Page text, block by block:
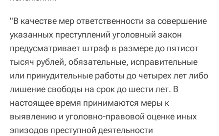
"В качестве мер ответственности за совершение
указанных преступлений уголовный закон
предусматривает штраф в размере до пятисот
тысяч рублей, обязательные, исправительные
или принудительные работы до четырех лет либо
лишение свободы на срок до шести лет. В
настоящее время принимаются меры к
выявлению и уголовно-правовой оценке иных
эпизодов преступной деятельности